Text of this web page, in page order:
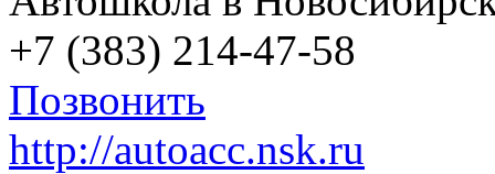
+7 (383) 214-47-58
Позвонить
http://autoacc.nsk.ru